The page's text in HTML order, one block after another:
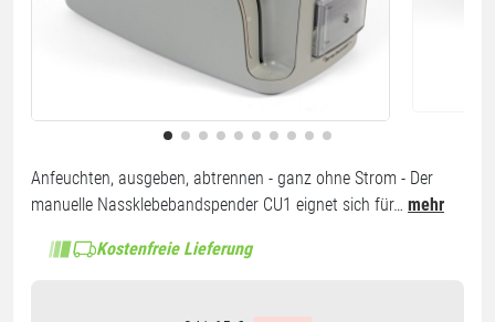
Anfeuchten, ausgeben, abtrennen - ganz ohne Strom - Der
manuelle Nassklebebandspender CU1 eignet sich für… mehr
Kostenfreie Lieferung